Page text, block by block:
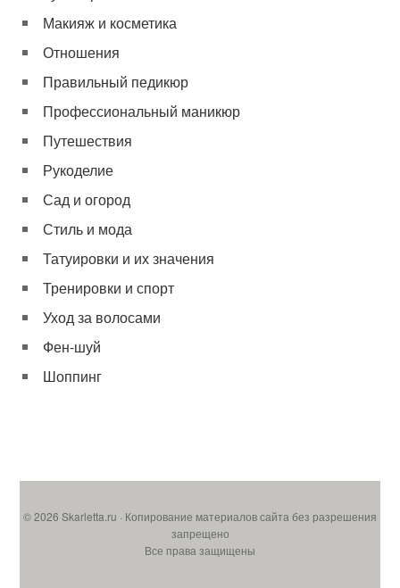
Макияж и косметика
Отношения
Правильный педикюр
Профессиональный маникюр
Путешествия
Рукоделие
Сад и огород
Стиль и мода
Татуировки и их значения
Тренировки и спорт
Уход за волосами
Фен-шуй
Шоппинг
© 2026 Skarletta.ru · Копирование материалов сайта без разрешения
запрещено
Все права защищены